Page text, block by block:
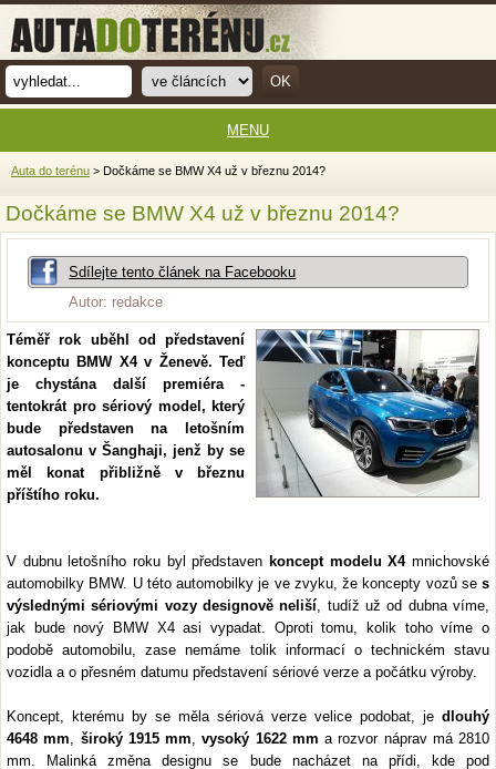
Auta do terénu > Dočkáme se BMW X4 už v březnu 2014?
Dočkáme se BMW X4 už v březnu 2014?
Sdílejte tento článek na Facebooku
Autor: redakce
Téměř rok uběhl od představení
konceptu BMW X4 v Ženevě. Teď
je chystána další premiéra -
tentokrát pro sériový model, který
bude představen na letošním
autosalonu v Šanghaji, jenž by se
měl konat přibližně v březnu
příštího roku.
V dubnu letošního roku byl představen koncept modelu X4mnichovské
automobilky BMW. U této automobilky je ve zvyku, že koncepty vozů se s
výslednými sériovými vozy designově neliší, tudíž už od dubna víme,
jak bude nový BMW X4 asi vypadat. Oproti tomu, kolik toho víme o
podobě automobilu, zase nemáme tolik informací o technickém stavu
vozidla a o přesném datumu představení sériové verze a počátku výroby.
Koncept, kterému by se měla sériová verze velice podobat, je dlouhý
4648 mm, široký 1915 mm,vysoký 1622 mm a rozvor náprav má 2810
mm. Malinká změna designu se bude nacházet na přídi, kde pod
MENU